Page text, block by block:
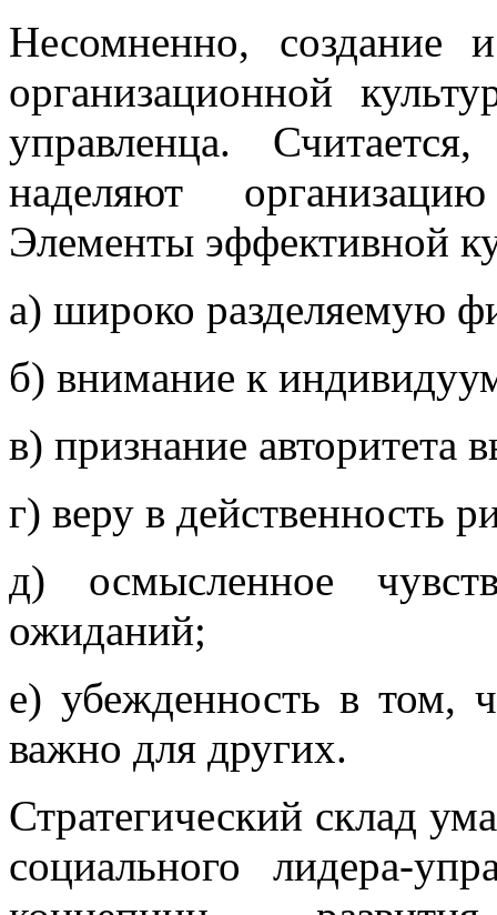
Несомненно, создание
организационной
управленца.
наделяют
Элементы эффективной
а) широко разделяемую
б) внимание к
в) признание
г) веру в действенность
д) осмысленное
ожиданий;
е) убежденность в том,
важно для других.
Стратегический склад
социального лидера-